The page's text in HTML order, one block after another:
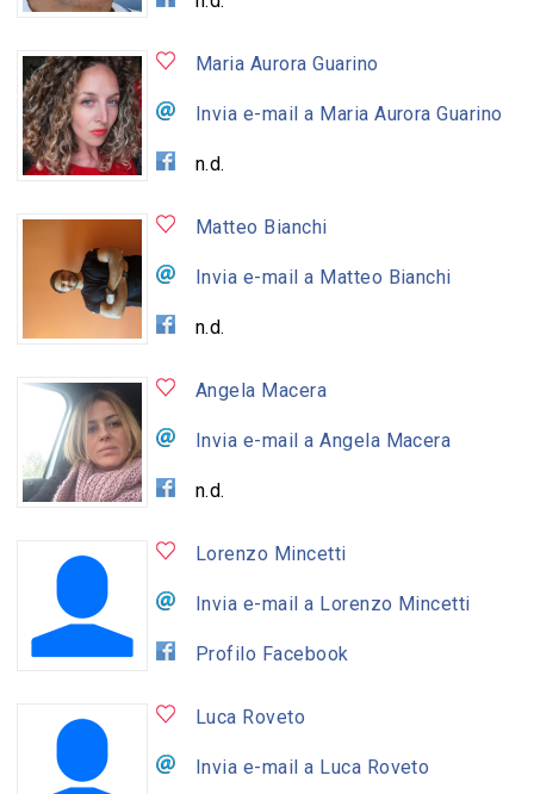
Maria Aurora Guarino
Invia e-mail a Maria Aurora Guarino
n.d.
Matteo Bianchi
Invia e-mail a Matteo Bianchi
n.d.
Angela Macera
Invia e-mail a Angela Macera
n.d.
Lorenzo Mincetti
Invia e-mail a Lorenzo Mincetti
Profilo Facebook
Luca Roveto
Invia e-mail a Luca Roveto